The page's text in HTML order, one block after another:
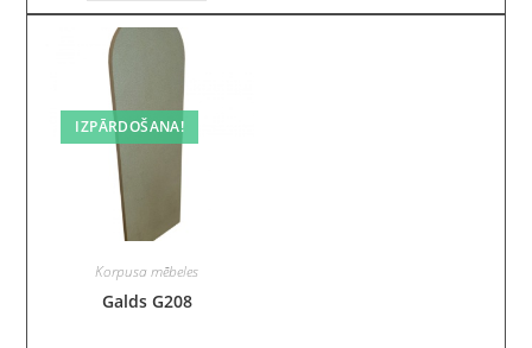
IZPĀRDOŠANA!
Korpusa mēbeles
Galds G208